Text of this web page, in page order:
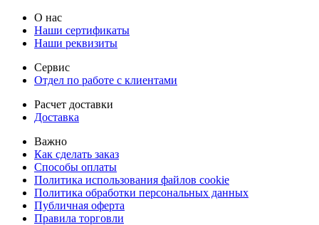
О нас
Наши сертификаты
Наши реквизиты
Сервис
Отдел по работе с клиентами
Расчет доставки
Доставка
Важно
Как сделать заказ
Способы оплаты
Политика использования файлов cookie
Политика обработки персональных данных
Публичная оферта
Правила торговли